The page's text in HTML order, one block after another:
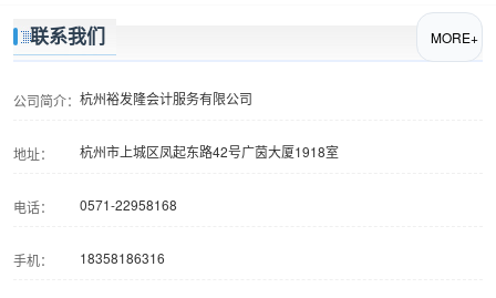
联系我们 MORE+
公司简介： 杭州裕发隆会计服务有限公司
地址： 杭州市上城区凤起东路42号广茵大厦1918室
电话： 0571-22958168
手机： 18358186316